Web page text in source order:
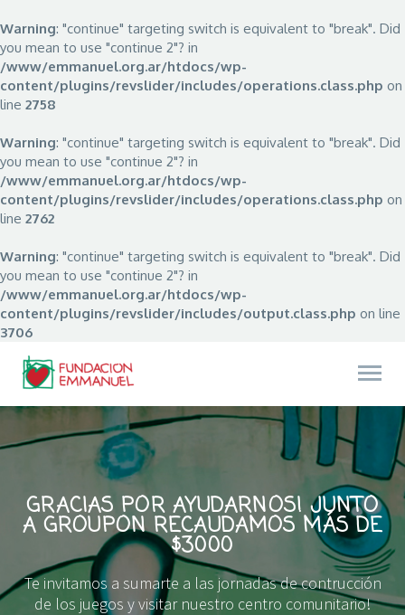
Warning: "continue" targeting switch is equivalent to "break". Did
you mean to use "continue 2"? in
/www/emmanuel.org.ar/htdocs/wp-
content/plugins/revslider/includes/operations.class.php on
line 2758
Warning: "continue" targeting switch is equivalent to "break". Did
you mean to use "continue 2"? in
/www/emmanuel.org.ar/htdocs/wp-
content/plugins/revslider/includes/operations.class.php on
line 2762
Warning: "continue" targeting switch is equivalent to "break". Did
you mean to use "continue 2"? in
/www/emmanuel.org.ar/htdocs/wp-
content/plugins/revslider/includes/output.class.php on line
3706
GRACIAS POR AYUDARNOS! JUNTO
A GROUPON RECAUDAMOS MÁS DE
$3000
Te invitamos a sumarte a las jornadas de contrucción
de los juegos y visitar nuestro centro comunitario!